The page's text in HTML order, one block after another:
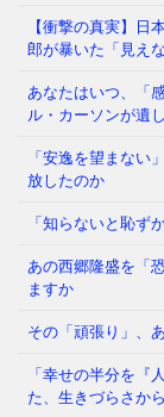
て
は
【衝撃の真実】
郎が暴いた「見え
あなたはいつ、「
ル・カーソンが遺
「安逸を望まない
放したのか
「知らないと恥ず
あの西郷隆盛を「
ますか
その「頑張り」、
「幸せの半分を
た、生きづらさか